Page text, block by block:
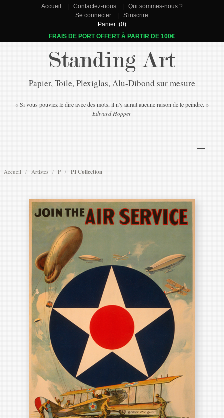
Accueil Contactez-nous
Qui sommes-nous ?
Se connecter
S'inscrire
Panier: (0)
FRAIS DE PORT OFFERT À PARTIR DE 100€
Standing Art
Papier, Toile, Plexiglas, Alu-Dibond sur mesure
« Si vous pouviez le dire avec des mots, il n'y aurait aucune raison de le peindre. »
Edward Hopper
Accueil Artistes P PI Collection